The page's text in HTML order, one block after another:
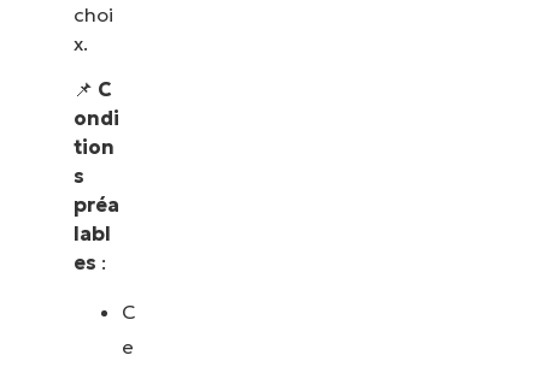
choi
x.
📌 C
ondi
tion
s
préa
labl
es :
C
e